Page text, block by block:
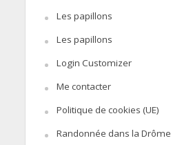
Les papillons
Les papillons
Login Customizer
Me contacter
Politique de cookies (UE)
Randonnée dans la Drôme